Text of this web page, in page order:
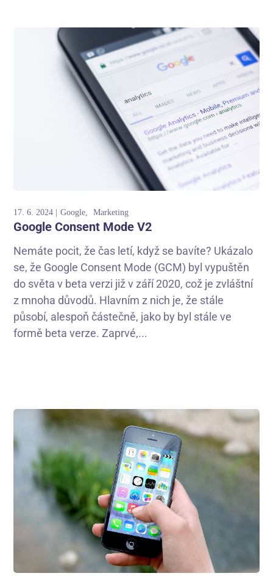
17. 6. 2024 Google Marketing
Google Consent Mode V2
Nemáte pocit, že čas letí, když se bavíte? Ukázalo
se, že Google Consent Mode (GCM) byl vypuštěn
do světa v beta verzi již v září 2020, což je zvláštní
z mnoha důvodů. Hlavním z nich je, že stále
působí, alespoň částečně, jako by byl stále ve
formě beta verze. Zaprvé,...